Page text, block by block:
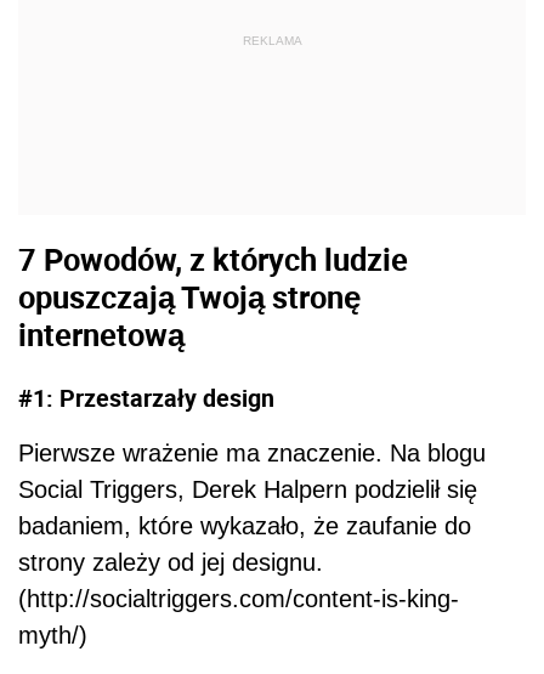
REKLAMA
7 Powodów, z których ludzie
opuszczają Twoją stronę
internetową
#1: Przestarzały design
Pierwsze wrażenie ma znaczenie. Na blogu
Social Triggers, Derek Halpern podzielił się
badaniem, które wykazało, że zaufanie do
strony zależy od jej designu.
(http://socialtriggers.com/content-is-king-
myth/)